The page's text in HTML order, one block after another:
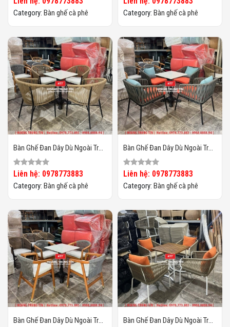
Category: Bàn ghế cà phê Category: Bàn ghế cà phê
Bàn Ghế Đan Dây Dù Ngoài Trời
HTT04
Liên hệ: 0978773883
Category: Bàn ghế cà phê
Bàn Ghế Đan Dây Dù Ngoài Trời
HTT03
Liên hệ: 0978773883
Category: Bàn ghế cà phê
Bàn Ghế Đan Dây Dù Ngoài Trời
Bàn Ghế Đan Dây Dù Ngoài Trời